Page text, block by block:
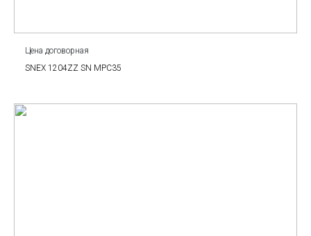
Цена договорная
SNEX 1204ZZ SN MPC35